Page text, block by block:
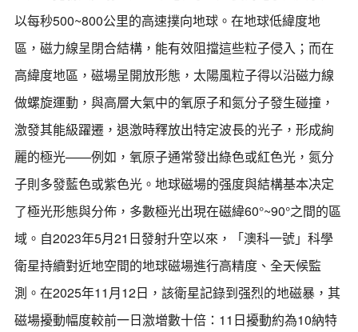
以每秒500~800公里的高速撲向地球。在地球低緯度地
區，磁力線呈閉合結構，能有效阻擋這些粒子侵入；而在
高緯度地區，磁場呈開放形態，太陽風粒子得以沿磁力線
做螺旋運動，與高層大氣中的氧原子和氮分子發生碰撞，
激發其能級躍遷，退激時釋放出特定波長的光子，形成絢
麗的極光——例如，氧原子通常發出綠色或紅色光，氮分
子則多發藍色或紫色光。地球磁場的强度與結構基本决定
了極光形態與分佈，多數極光出現在磁緯60°~90°之間的區
域。自2023年5月21日發射升空以來，「澳科一號」科學
衛星持續對近地空間的地球磁場進行高精度、全天候監
測。在2025年11月12日，該衛星記錄到强烈的地磁暴，其
磁場擾動幅度較前一日激增數十倍：11日擾動約為10納特